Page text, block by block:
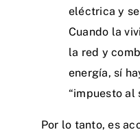
eléctrica y
Cuando la
la red y
energía, sí
“impuesto al
Por lo tanto, es